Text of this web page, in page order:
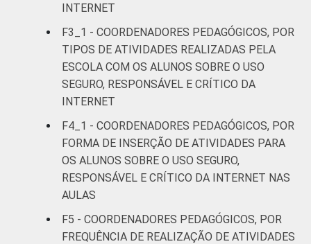
ADMINISTRATIVA
Estadual 3
Públicas
Estadual e
Federal)
Particular 1
MAIS ELEVADO
OFERTADO
iniciais do
Ensino
19
INTERNET
F3_1 - COORDENADORES PEDAGÓGICOS, POR
TIPOS DE ATIVIDADES REALIZADAS PELA
ESCOLA COM OS ALUNOS SOBRE O USO
SEGURO, RESPONSÁVEL E CRÍTICO DA
INTERNET
F4_1 - COORDENADORES PEDAGÓGICOS, POR
FORMA DE INSERÇÃO DE ATIVIDADES PARA
OS ALUNOS SOBRE O USO SEGURO,
RESPONSÁVEL E CRÍTICO DA INTERNET NAS
AULAS
F5 - COORDENADORES PEDAGÓGICOS, POR
FREQUÊNCIA DE REALIZAÇÃO DE ATIVIDADES